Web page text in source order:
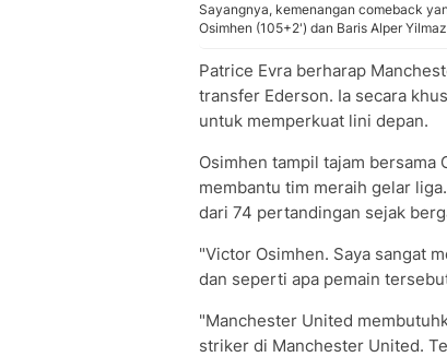
Sayangnya, kemenangan comeback
Osimhen (105+2') dan Baris Alper
Patrice Evra berharap
transfer Ederson. Ia secara
untuk memperkuat lini depan.
Osimhen tampil tajam bersama
membantu tim meraih gelar
dari 74 pertandingan sejak
"Victor Osimhen. Saya sangat
dan seperti apa pemain
"Manchester United
striker di Manchester United.